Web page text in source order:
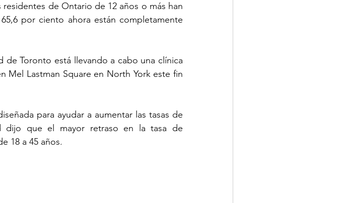
de Ontario de 12 años o más han
por ciento ahora están completamente
de Toronto está llevando a cabo una clínica
Mel Lastman Square en North York este fin
para ayudar a aumentar las tasas de
dijo que el mayor retraso en la tasa de
18 a 45 años.